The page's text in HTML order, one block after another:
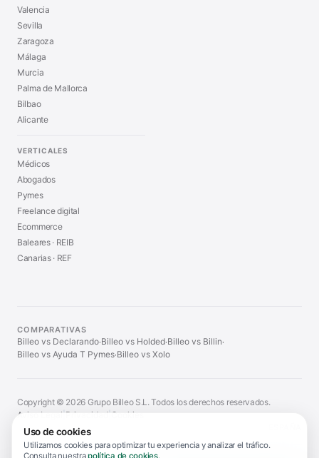
Uso de cookies
Utilizamos cookies para optimizar tu experiencia y analizar el tráfico.
Consulta nuestrapolítica de cookies.
Valencia
Sevilla
Zaragoza
Málaga
Murcia
Palma de Mallorca
Bilbao
Alicante
VERTICALES
Médicos
Abogados
Pymes
Freelance digital
Ecommerce
Baleares · REIB
Canarias · REF
COMPARATIVAS
Billeo vs Declarando·Billeo vs Holded·Billeo vs Billin·
Billeo vs Ayuda T Pymes·Billeo vs Xolo
Copyright © 2026 Grupo Billeo S.L. Todos los derechos reservados.
Aviso Legal|Privacidad| Cookies